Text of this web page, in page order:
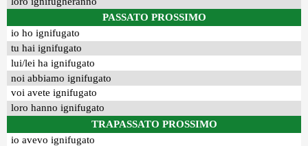
PASSATO PROSSIMO
io ho ignifugato
tu hai ignifugato
lui/lei ha ignifugato
noi abbiamo ignifugato
voi avete ignifugato
loro hanno ignifugato
TRAPASSATO PROSSIMO
io avevo ignifugato